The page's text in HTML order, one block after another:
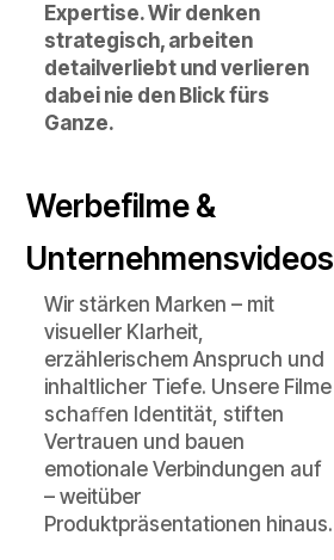
Expertise. Wir denken
strategisch, arbeiten
detailverliebt und verlieren
dabei nie den Blick fürs
Ganze.
Werbefilme &
Unternehmensvideos
Wir stärken Marken – mit
visueller Klarheit,
erzählerischem Anspruch und
inhaltlicher Tiefe. Unsere Filme
schaﬀen Identität, stiften
Vertrauen und bauen
emotionale Verbindungen auf
– weitüber
Produktpräsentationen hinaus.